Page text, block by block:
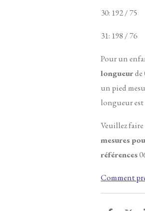
30: 192 / 75
31: 198 / 76
Pour un
longueurde
un pied
longueur est
Veuillez
mesures
références
Comment